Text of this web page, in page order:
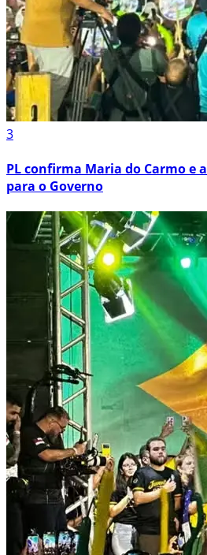
3
PL confirma Maria do Carmo e
para o Governo